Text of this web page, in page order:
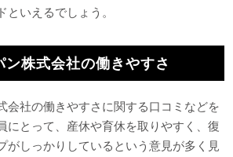
といえるでしょう。
ン株式会社の働きやすさ
会社の働きやすさに関する口コミなどを
にとって、産休や育休を取りやすく、復
がしっかりしているという意見が多く見